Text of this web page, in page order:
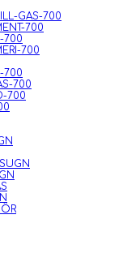
GAS-700
700
700
700
700
700
700